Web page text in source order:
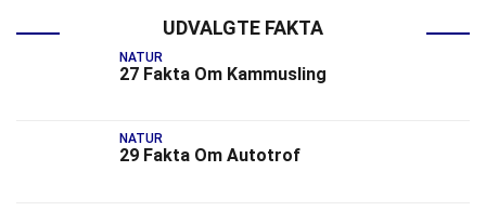
UDVALGTE FAKTA
NATUR
27 Fakta Om Kammusling
NATUR
29 Fakta Om Autotrof